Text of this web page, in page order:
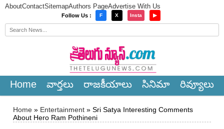
AboutContactSitemapAuthors PageAdvertise With Us
Follow Us : F X Insta ▶
Home వార్త‌లు రాజ‌కీయాలు సినిమా రివ్యూలు
Home » Entertainment » Sri Satya Interesting Comments
About Hero Ram Pothineni